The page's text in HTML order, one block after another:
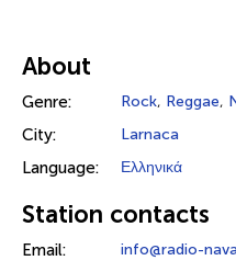
About
Genre: Rock, Reggae,
City: Larnaca
Language: Ελληνικά
Station contacts
Email: info@radio-